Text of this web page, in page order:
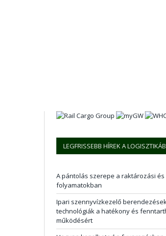
LEGFRISSEBB HÍREK A
A pántolás szerepe a raktározási és
folyamatokban
Ipari szennyvízkezelő
technológiák a hatékony és
működésért